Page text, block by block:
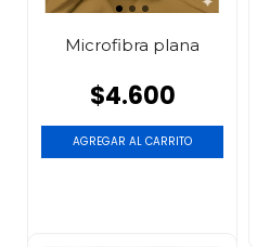
Microfibra plana
$4.600
AGREGAR AL CARRITO